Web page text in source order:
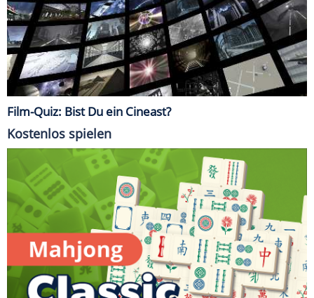
Film-Quiz: Bist Du ein Cineast?
Kostenlos spielen